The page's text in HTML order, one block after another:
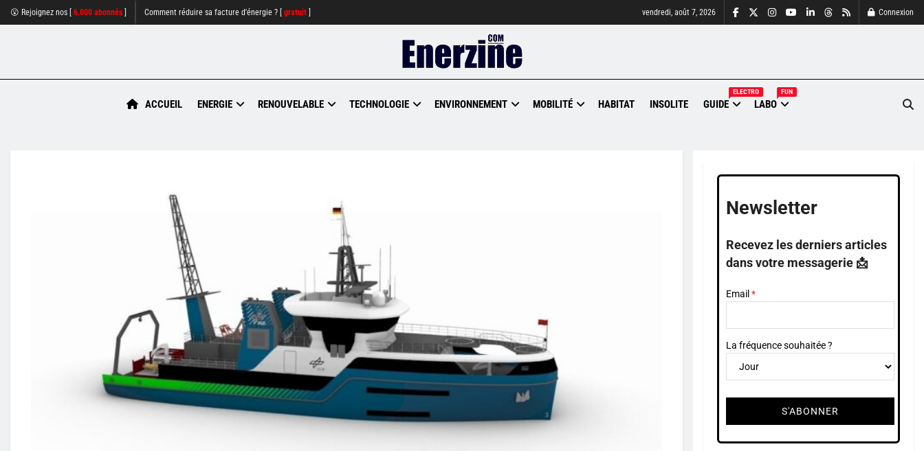
😮 Rejoignez nos [ 6.000 abonnés Comment réduire sa facture d'énergie ? [ gratuit vendredi, août 7, 2026 Connexion
ACCUEIL ENERGIE RENOUVELABLE TECHNOLOGIE ENVIRONNEMENT MOBILITÉ HABITAT INSOLITE GUIDE
ELECTRO
LABO
FUN
Newsletter
Recevez les derniers articles
dans votre messagerie 📩
Email
La fréquence souhaitée ?